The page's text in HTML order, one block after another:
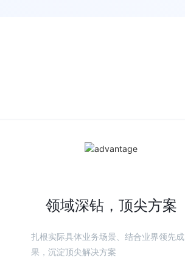
领域深钻，顶尖方案
扎根实际具体业务场景、结合业界领先成
果，沉淀顶尖解决方案